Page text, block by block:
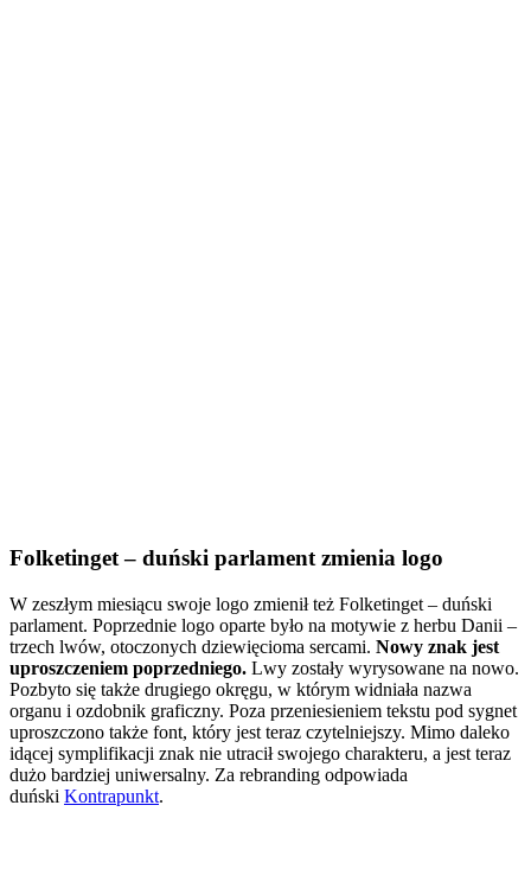
Folketinget – duński parlament zmienia logo
W zeszłym miesiącu swoje logo zmienił też Folketinget – duński
parlament. Poprzednie logo oparte było na motywie z herbu Danii –
trzech lwów, otoczonych dziewięcioma sercami. Nowy znak jest
uproszczeniem poprzedniego. Lwy zostały wyrysowane na nowo.
Pozbyto się także drugiego okręgu, w którym widniała nazwa
organu i ozdobnik graficzny. Poza przeniesieniem tekstu pod sygnet
uproszczono także font, który jest teraz czytelniejszy. Mimo daleko
idącej symplifikacji znak nie utracił swojego charakteru, a jest teraz
dużo bardziej uniwersalny. Za rebranding odpowiada
duński Kontrapunkt.